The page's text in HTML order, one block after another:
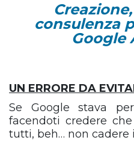
consulenza
Google
UN ERRORE DA
Se Google stava
facendoti credere
tutti, beh… non cadere